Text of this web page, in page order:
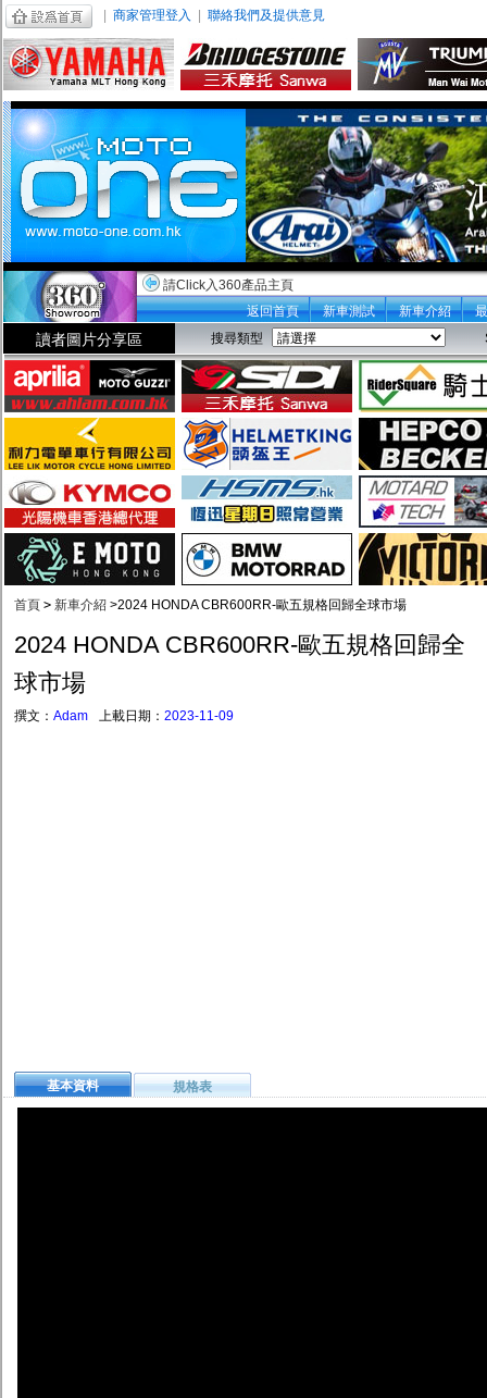
商家管理登入 聯絡我們及提供意見
請Click入360產品主頁
返回首頁
新車測試 新車介紹
讀者圖片分享區 搜尋類型
首頁 > 新車介紹 >2024 HONDA CBR600RR-歐五規格回歸全球市場
2024 HONDA CBR600RR-歐五規格回歸全
球市場
撰文： Adam 上載日期： 2023-11-09
基本資料 規格表